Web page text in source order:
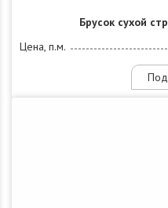
Брусок сухой
Цена, п.м.